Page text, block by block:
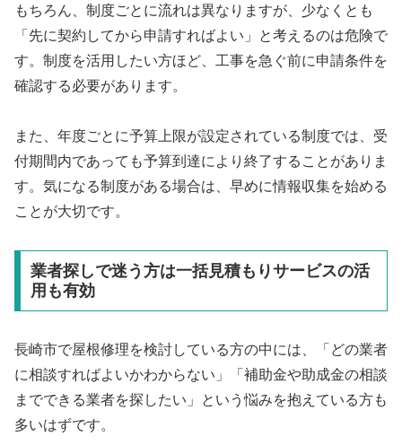
もちろん、制度ごとに流れは異なりますが、少なくとも
「先に契約してから申請すればよい」と考えるのは危険で
す。制度を活用したい方ほど、工事を急ぐ前に申請条件を
確認する必要があります。
また、年度ごとに予算上限が設定されている制度では、受
付期間内であっても予算到達により終了することがありま
す。気になる制度がある場合は、早めに情報収集を始める
ことが大切です。
業者探しで迷う方は一括見積もりサービスの活
用も有効
長崎市で屋根修理を検討している方の中には、「どの業者
に相談すればよいかわからない」「補助金や助成金の相談
までできる業者を探したい」という悩みを抱えている方も
多いはずです。